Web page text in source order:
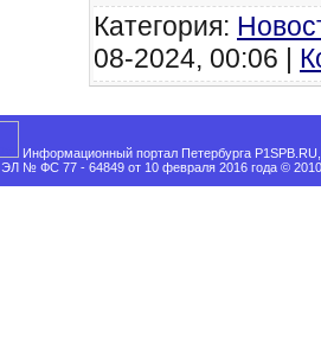
Категория:
08-2024, 00:06 |
Информационный портал Петербурга
ЭЛ № ФС 77 - 64849 от 10 февраля 2016 года ©